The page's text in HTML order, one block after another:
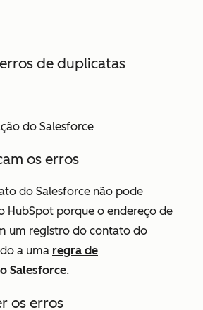
de duplicatas
do Salesforce
os erros
do Salesforce não pode
HubSpot porque o endereço de
um registro do contato do
a uma regra de
Salesforce.
os erros